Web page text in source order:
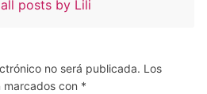
posts by Lili
no será publicada. Los
con *